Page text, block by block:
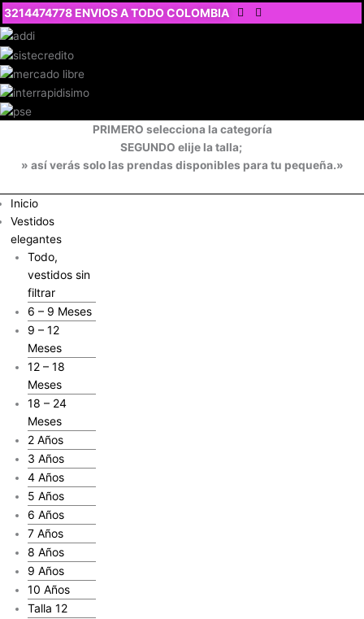
Ir
al
contenido
3214474778 ENVIOS A TODO COLOMBIA
PRIMERO selecciona la categoría
SEGUNDO elije la talla;
» así verás solo las prendas disponibles para tu pequeña.»
Inicio
Vestidos
elegantes
Todo,
vestidos sin
filtrar
6 – 9 Meses
9 – 12
Meses
12 – 18
Meses
18 – 24
Meses
2 Años
3 Años
4 Años
5 Años
6 Años
7 Años
8 Años
9 Años
10 Años
Talla 12